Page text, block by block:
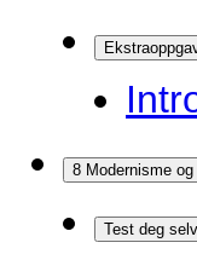
8 Modernisme
Test deg selv